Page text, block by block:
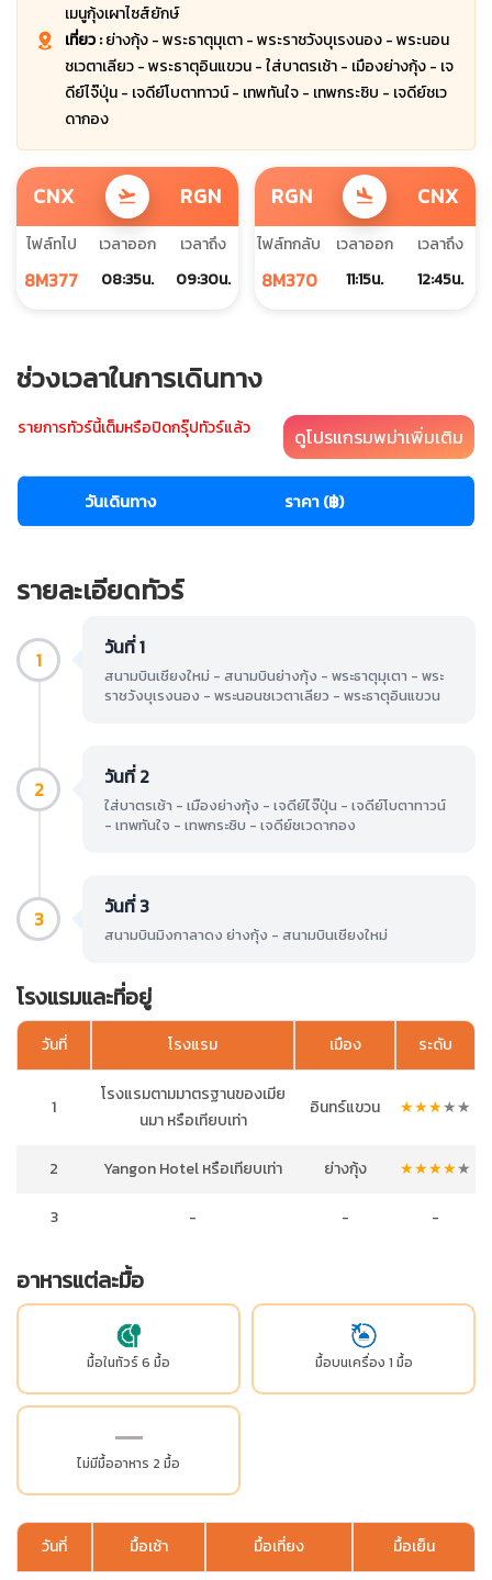
เมนูกุ้งเผาไซส์ยักษ์
เที่ยว :ย่างกุ้ง - พระธาตุมุเตา - พระราชวังบุเรงนอง - พระนอน
ชเวตาเลียว - พระธาตุอินแขวน - ใส่บาตรเช้า - เมืองย่างกุ้ง - เจ
ดีย์ไจ๊ปุ่น - เจดีย์โบตาทาวน์ - เทพทันใจ - เทพกระซิบ - เจดีย์ชเว
ดากอง
CNX flight_takeoff RGN
ไฟล์ทไป
8M377
เวลาออก
08:35น.
เวลาถึง
09:30น.
RGN flight_land CNX
ไฟล์ทกลับ
8M370
เวลาออก
11:15น.
เวลาถึง
12:45น.
ช่วงเวลาในการเดินทาง
รายการทัวร์นี้เต็มหรือปิดกรุ๊ปทัวร์แล้ว ดูโปรแกรมพม่าเพิ่มเติม
วันเดินทาง ราคา (฿)
รายละเอียดทัวร์
1 วันที่ 1
สนามบินเชียงใหม่ - สนามบินย่างกุ้ง - พระธาตุมุเตา - พระ
ราชวังบุเรงนอง - พระนอนชเวตาเลียว - พระธาตุอินแขวน
2 วันที่ 2
ใส่บาตรเช้า - เมืองย่างกุ้ง - เจดีย์ไจ๊ปุ่น - เจดีย์โบตาทาวน์
- เทพทันใจ - เทพกระซิบ - เจดีย์ชเวดากอง
3 วันที่ 3
สนามบินมิงกาลาดง ย่างกุ้ง - สนามบินเชียงใหม่
โรงแรมและที่อยู่
วันที่ โรงแรม เมือง ระดับ
1
โรงแรมตามมาตรฐานของเมีย
นมา หรือเทียบเท่า
อินทร์แขวน ★★★★★
2 Yangon Hotel หรือเทียบเท่า ย่างกุ้ง ★★★★★
3 - - -
อาหารแต่ละมื้อ
มื้อในทัวร์ 6 มื้อ มื้อบนเครื่อง 1 มื้อ
ไม่มีมื้ออาหาร 2 มื้อ
วันที่ มื้อเช้า มื้อเที่ยง มื้อเย็น